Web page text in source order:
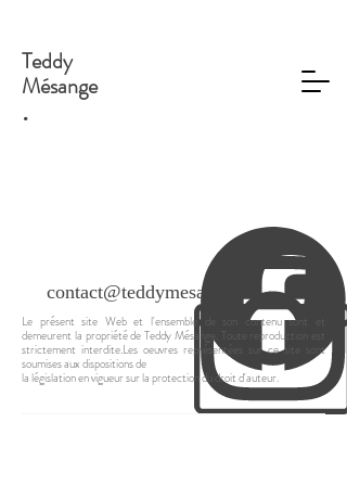
Teddy
Mésange
.
contact@teddymesange.fr
Le présent site Web et l'ensemble de son contenu sont et
demeurent la propriété de Teddy Mésange. Toute reproduction est
strictement interdite.Les oeuvres représentées sur ce site sont
soumises aux dispositions de
la législation en vigueur sur la protection du droit d'auteur.